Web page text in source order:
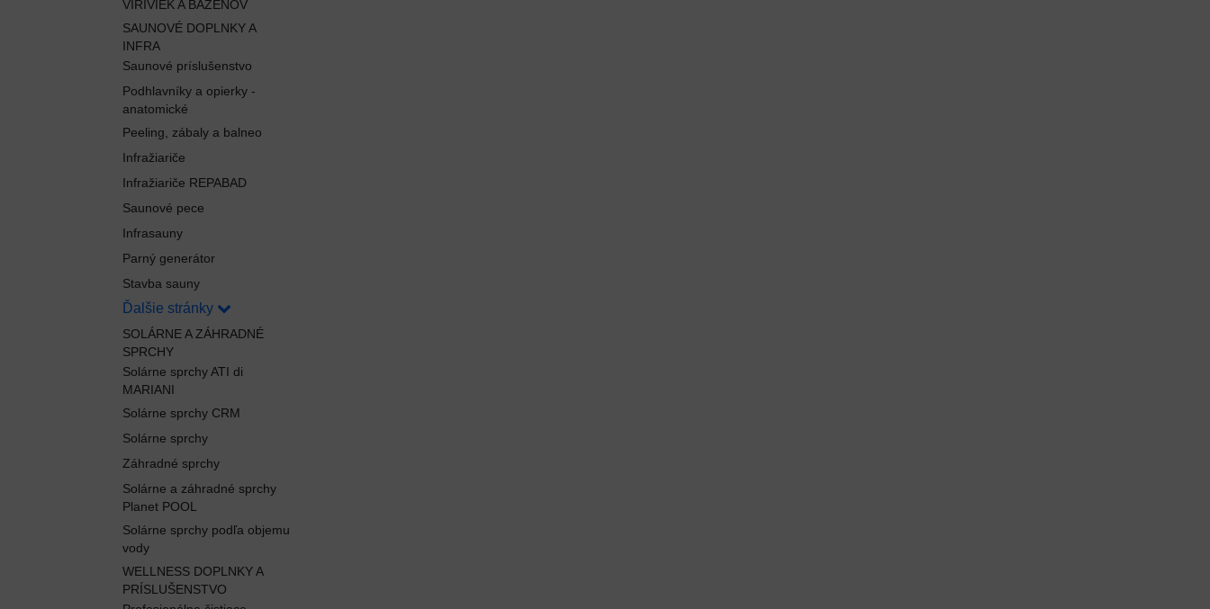
VÍRIVIEK A BAZÉNOV
SAUNOVÉ DOPLNKY A
INFRA
Saunové príslušenstvo
Podhlavníky a opierky -
anatomické
Peeling, zábaly a balneo
Infražiariče
Infražiariče REPABAD
Saunové pece
Infrasauny
Parný generátor
Stavba sauny
Ďalšie stránky
SOLÁRNE A ZÁHRADNÉ
SPRCHY
Solárne sprchy ATI di
MARIANI
Solárne sprchy CRM
Solárne sprchy
Záhradné sprchy
Solárne a záhradné sprchy
Planet POOL
Solárne sprchy podľa objemu
vody
WELLNESS DOPLNKY A
PRÍSLUŠENSTVO